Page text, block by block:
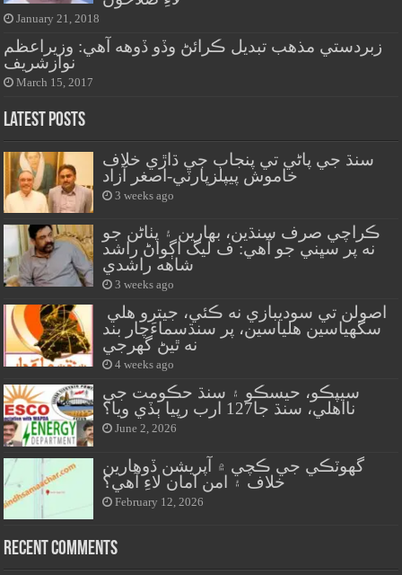
January 21, 2018
زبردستي مذهب تبديل ڪرائڻ وڏو ڏوهه آهي: وزيراعظم
نوازشريف
March 15, 2017
Latest Posts
سنڌ جي پاڻي تي پنجاب جي ڌاڙي خلاف
خاموش پيپلزپارٽي-اصغر آزاد
3 weeks ago
ڪراچي صرف سنڌين، بهارين ۽ پٺاڻن جو
نه پر سڀني جو آهي: ف ليگ اڳواڻ راشد
شاهه راشدي
3 weeks ago
سگهياسين هلياسين، پر سنڌسماءَچار بند
نه ٿيڻ گهرجي
4 weeks ago
سيپڪو، حيسڪو ۽ سنڌ حڪومت جي
نااهلي، سنڌ جا127 ارب رپيا ٻڏي ويا؟
June 2, 2026
گهوٽڪي جي ڪچي ۾ آپريشن ڏوهارين
خلاف ۽ امن امان لاءِ آهي؟
February 12, 2026
Recent Comments